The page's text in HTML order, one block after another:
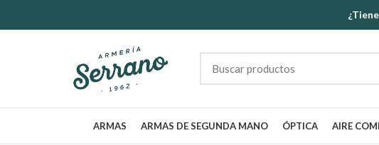
ARMAS ARMAS DE SEGUNDA MANO ÓPTICA AIRE